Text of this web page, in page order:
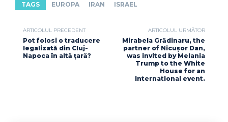
TAGS EUROPA IRAN ISRAEL
ARTICOLUL PRECEDENT
Pot folosi o traducere
legalizată din Cluj-
Napoca în altă țară?
ARTICOLUL URMĂTOR
Mirabela Grădinaru, the
partner of Nicușor Dan,
was invited by Melania
Trump to the White
House for an
international event.